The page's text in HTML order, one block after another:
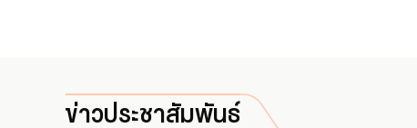
ข่าวประชาสัมพันธ์